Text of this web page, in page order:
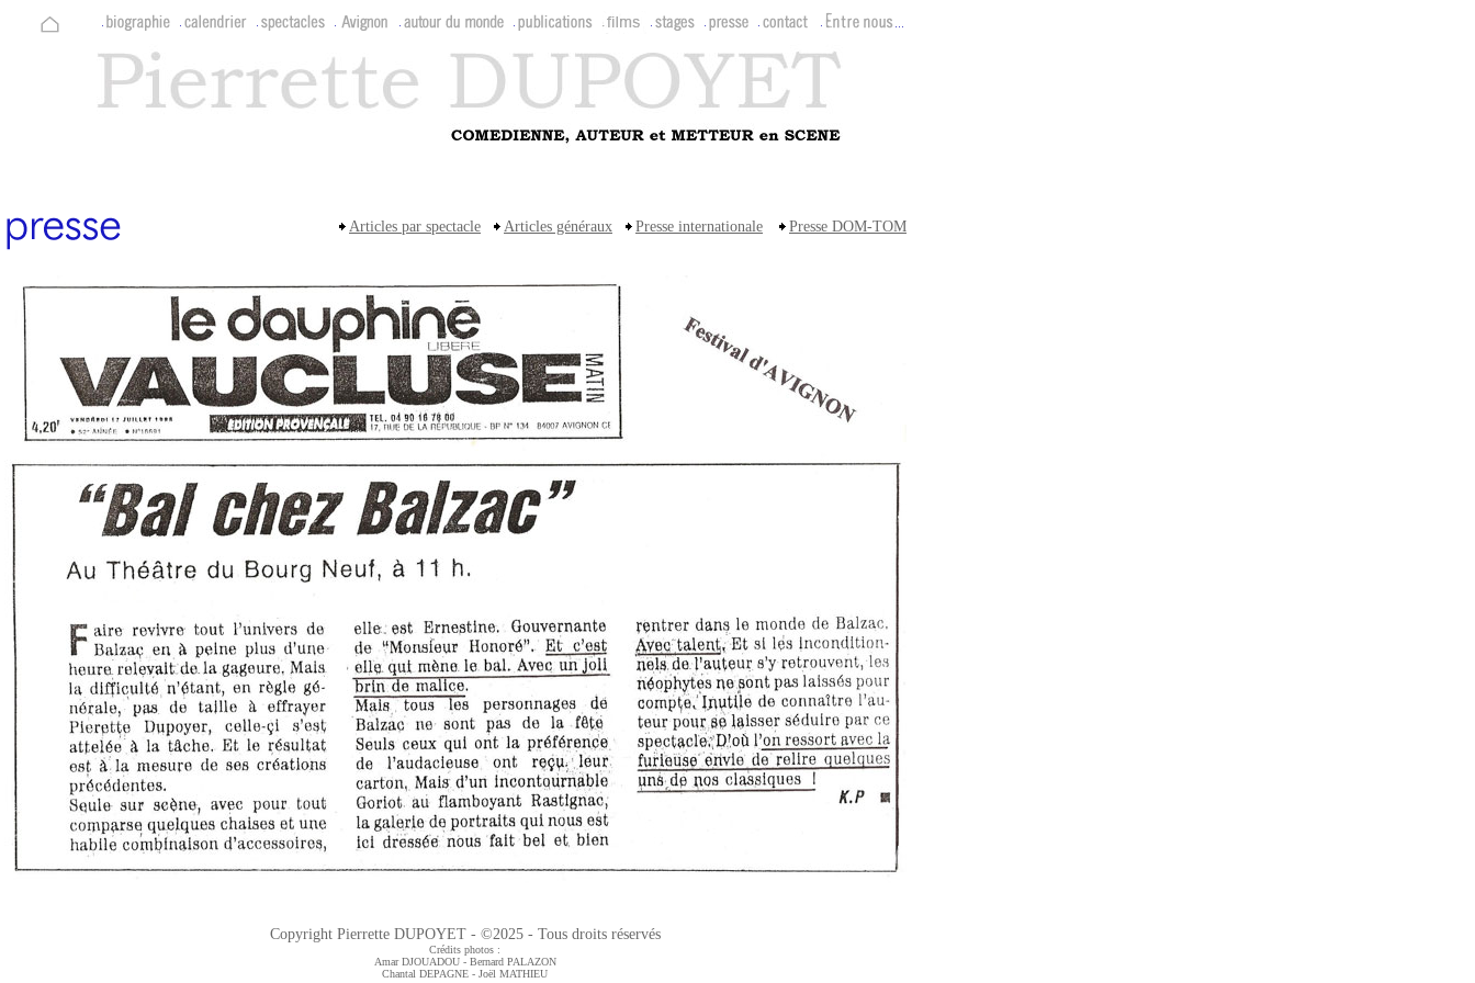
Articles par spectacle Articles généraux Presse internationale Presse DOM-TOM
Copyright Pierrette DUPOYET - ©2025 - Tous droits réservés
Crédits photos :
Amar DJOUADOU - Bernard PALAZON
Chantal DEPAGNE - Joël MATHIEU